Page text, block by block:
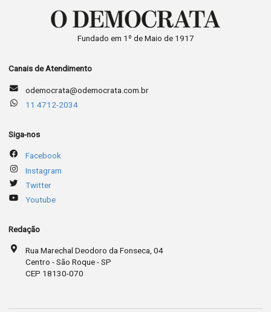
Fundado em 1º de Maio de 1917
Canais de Atendimento
odemocrata@odemocrata.com.br
11 4712-2034
Siga-nos
Facebook
Instagram
Twitter
Youtube
Redação
Rua Marechal Deodoro da Fonseca, 04
Centro - São Roque - SP
CEP 18130-070